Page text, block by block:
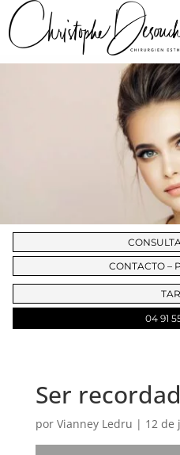
CONTACTO –
04 91
Ser
por Vianney Ledru | 12 de